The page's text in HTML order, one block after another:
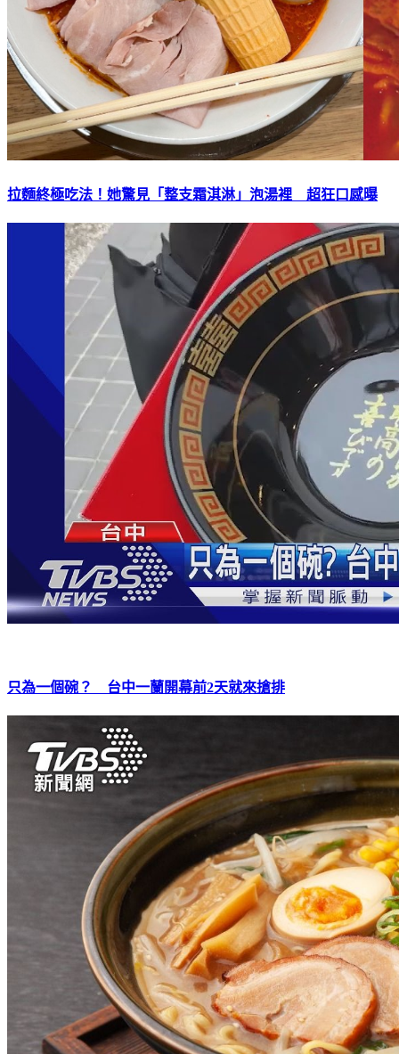
拉麵終極吃法！她驚見「整支霜淇淋」泡湯裡 超狂口感曝
只為一個碗？ 台中一蘭開幕前2天就來搶排